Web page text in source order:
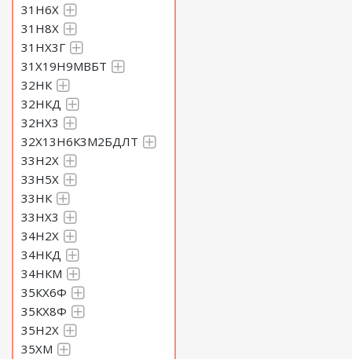
31Н6Х
31Н8Х
31НХ3Г
31Х19Н9МВБТ
32НК
32НКД
32НХ3
32Х13Н6К3М2БДЛТ
33Н2Х
33Н5Х
33НК
33НХ3
34Н2Х
34НКД
34НКМ
35КХ6Ф
35КХ8Ф
35Н2Х
35ХМ